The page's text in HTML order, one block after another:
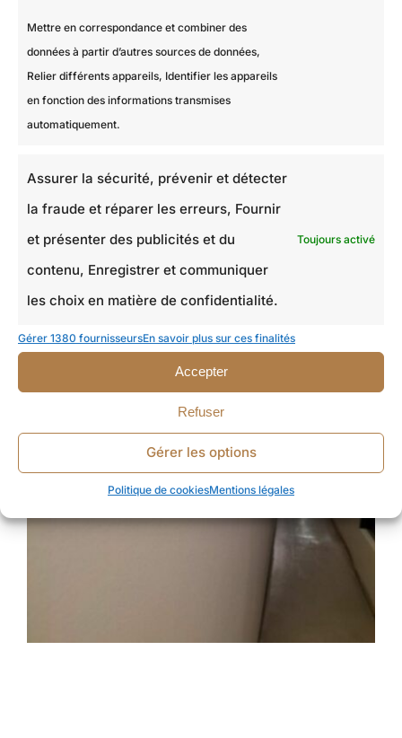
Mettre en correspondance et combiner des
données à partir d’autres sources de données,
Relier différents appareils, Identifier les appareils
en fonction des informations transmises
automatiquement.
Assurer la sécurité, prévenir et détecter
la fraude et réparer les erreurs, Fournir
et présenter des publicités et du
contenu, Enregistrer et communiquer
les choix en matière de confidentialité.
Toujours activé
Gérer 1380 fournisseursEn savoir plus sur ces finalités
Accepter
Refuser
Gérer les options
Politique de cookiesMentions légales